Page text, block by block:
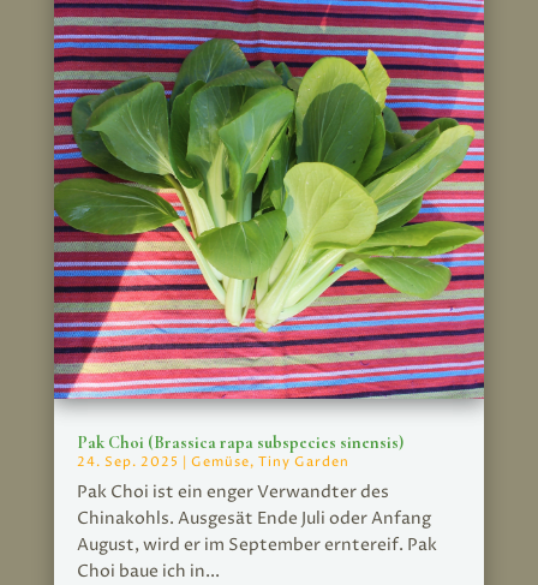
Pak Choi (Brassica rapa subspecies sinensis)
24. Sep. 2025 | Gemüse, Tiny Garden
Pak Choi ist ein enger Verwandter des
Chinakohls. Ausgesät Ende Juli oder Anfang
August, wird er im September erntereif. Pak
Choi baue ich in...